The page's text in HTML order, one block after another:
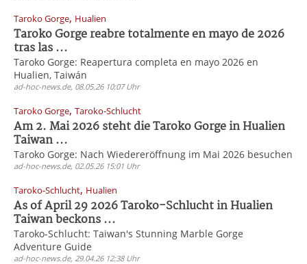
Taroko Gorge, Hualien
Taroko Gorge reabre totalmente en mayo de 2026
tras las ...
Taroko Gorge: Reapertura completa en mayo 2026 en
Hualien, Taiwán
ad-hoc-news.de, 08.05.26 10:07 Uhr
Taroko Gorge, Taroko-Schlucht
Am 2. Mai 2026 steht die Taroko Gorge in Hualien
Taiwan ...
Taroko Gorge: Nach Wiedereröffnung im Mai 2026 besuchen
ad-hoc-news.de, 02.05.26 15:01 Uhr
Taroko-Schlucht, Hualien
As of April 29 2026 Taroko-Schlucht in Hualien
Taiwan beckons ...
Taroko-Schlucht: Taiwan's Stunning Marble Gorge
Adventure Guide
ad-hoc-news.de, 29.04.26 12:38 Uhr